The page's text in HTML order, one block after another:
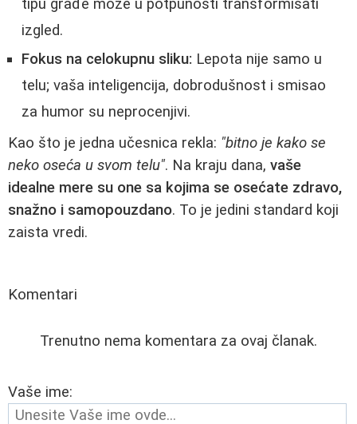
tipu građe može u potpunosti transformisati
izgled.
Fokus na celokupnu sliku: Lepota nije samo u
telu; vaša inteligencija, dobrodušnost i smisao
za humor su neprocenjivi.
Kao što je jedna učesnica rekla: "bitno je kako se
neko oseća u svom telu". Na kraju dana, vaše
idealne mere su one sa kojima se osećate zdravo,
snažno i samopouzdano. To je jedini standard koji
zaista vredi.
Komentari
Trenutno nema komentara za ovaj članak.
Vaše ime: